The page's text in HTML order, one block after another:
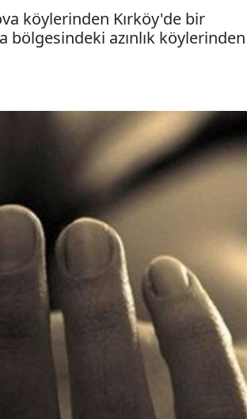
köylerinden Kırköy'de bir
bölgesindeki azınlık köylerinden